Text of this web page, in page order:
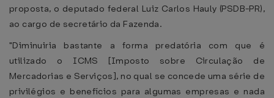
proposta, o deputado federal Luiz Carlos Hauly (PSDB-PR),
ao cargo de secretário da Fazenda.
"Diminuiria bastante a forma predatória com que é
utilizado o ICMS [Imposto sobre Circulação de
Mercadorias e Serviços], no qual se concede uma série de
privilégios e benefícios para algumas empresas e nada